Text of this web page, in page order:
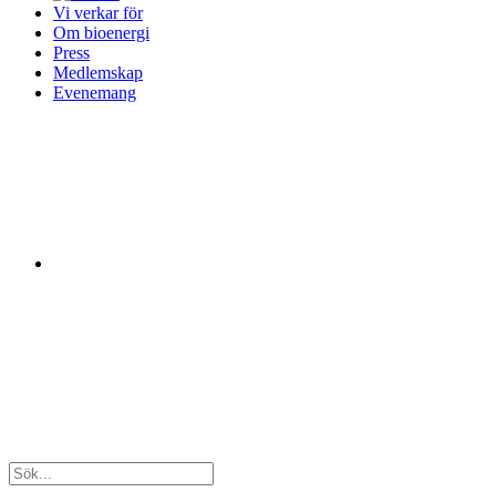
Vi verkar för
Om bioenergi
Press
Medlemskap
Evenemang